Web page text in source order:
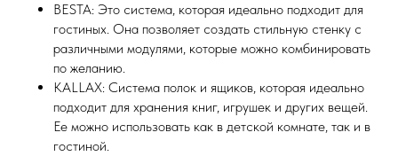
BESTA: Это система, которая идеально подходит для
гостиных. Она позволяет создать стильную стенку с
различными модулями, которые можно комбинировать
по желанию.
KALLAX: Система полок и ящиков, которая идеально
подходит для хранения книг, игрушек и других вещей.
Ее можно использовать как в детской комнате, так и в
гостиной.